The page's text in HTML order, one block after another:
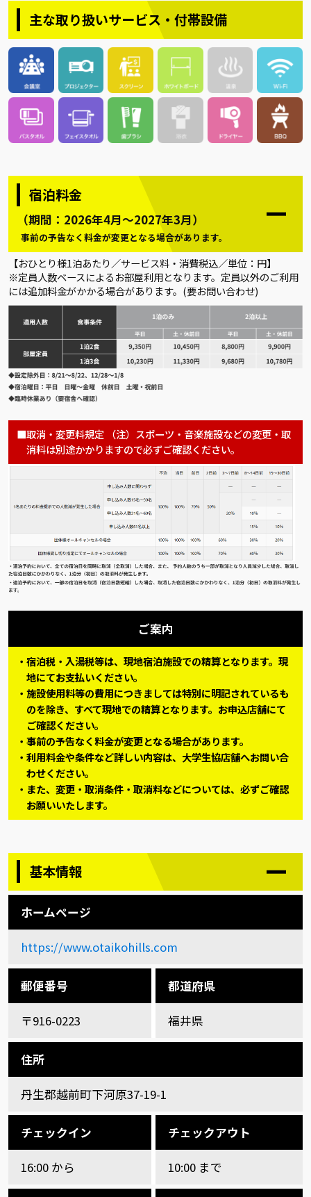
主な取り扱いサービス・付帯設備
宿泊料金
（期間：2026年4月～2027年3月）
事前の予告なく料金が変更となる場合があります。
【おひとり様1泊あたり／サービス料・消費税込／単位：円】
※定員人数ベースによるお部屋利用となります。定員以外のご利用
には追加料金がかかる場合があります。(要お問い合わせ)
取消・変更料規定 （注）スポーツ・音楽施設などの変更・取
消料は別途かかりますので必ずご確認ください。
ご案内
宿泊税・入湯税等は、現地宿泊施設での精算となります。現
地にてお支払いください。
施設使用料等の費用につきましては特別に明記されているも
のを除き、すべて現地での精算となります。お申込店舗にて
ご確認ください。
事前の予告なく料金が変更となる場合があります。
利用料金や条件など詳しい内容は、大学生協店舗へお問い合
わせください。
また、変更・取消条件・取消料などについては、必ずご確認
お願いいたします。
基本情報
ホームページ
https://www.otaikohills.com
郵便番号
〒916-0223
都道府県
福井県
住所
丹生郡越前町下河原37-19-1
チェックイン
16:00 から
チェックアウト
10:00 まで